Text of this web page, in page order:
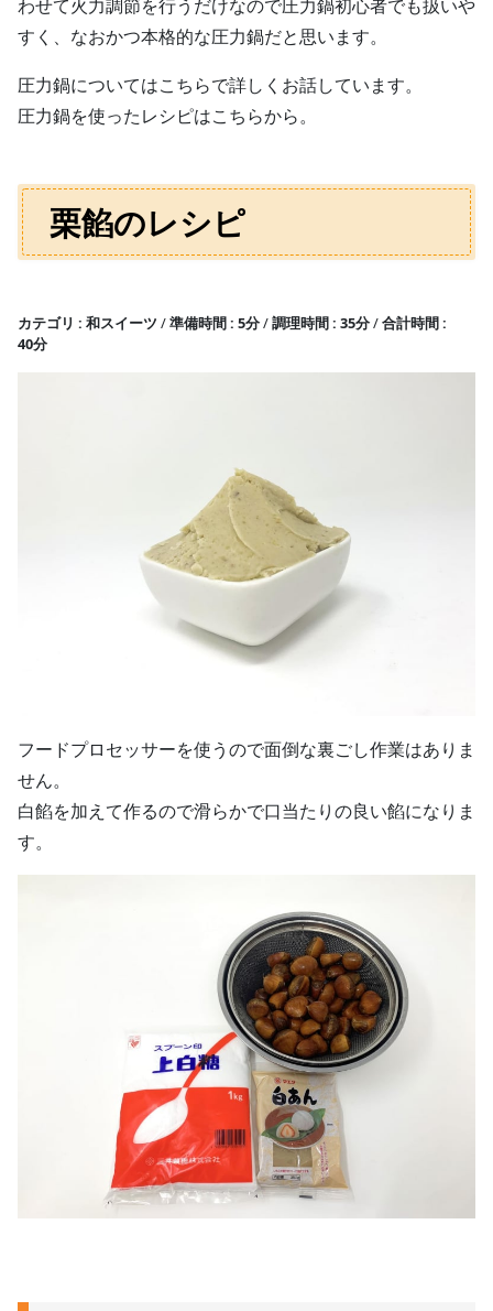
わせて火力調節を行うだけなので圧力鍋初心者でも扱いや
すく、なおかつ本格的な圧力鍋だと思います。
圧力鍋についてはこちらで詳しくお話しています。
圧力鍋を使ったレシピはこちらから。
栗餡のレシピ
カテゴリ 和スイーツ 準備時間 5分 調理時間 35分
合計時間
40分
フードプロセッサーを使うので面倒な裏ごし作業はありま
せん。
白餡を加えて作るので滑らかで口当たりの良い餡になりま
す。